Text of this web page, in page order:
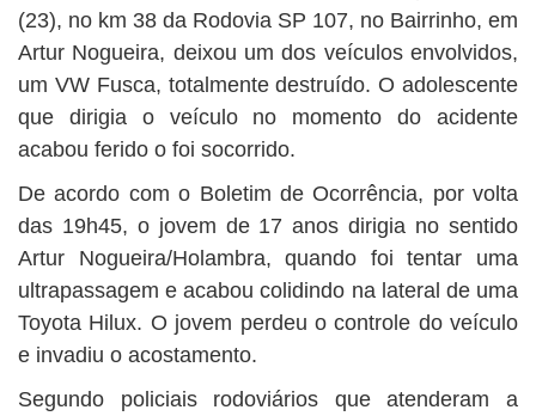
(23), no km 38 da Rodovia SP 107, no Bairrinho, em
Artur Nogueira, deixou um dos veículos envolvidos,
um VW Fusca, totalmente destruído. O adolescente
que dirigia o veículo no momento do acidente
acabou ferido o foi socorrido.
De acordo com o Boletim de Ocorrência, por volta
das 19h45, o jovem de 17 anos dirigia no sentido
Artur Nogueira/Holambra, quando foi tentar uma
ultrapassagem e acabou colidindo na lateral de uma
Toyota Hilux. O jovem perdeu o controle do veículo
e invadiu o acostamento.
Segundo policiais rodoviários que atenderam a